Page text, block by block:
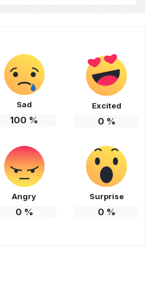
Sad
100 %
Excited
0 %
Angry
0 %
Surprise
0 %